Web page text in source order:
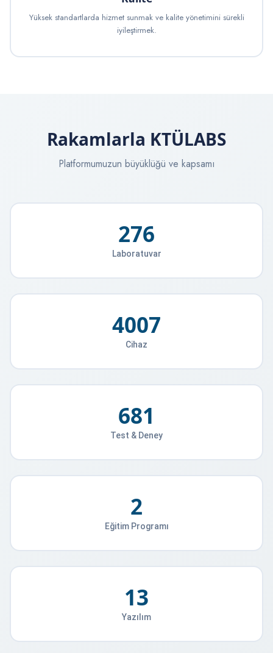
Yüksek standartlarda hizmet sunmak ve kalite yönetimini sürekli
iyileştirmek.
Rakamlarla KTÜLABS
Platformumuzun büyüklüğü ve kapsamı
276
Laboratuvar
4007
Cihaz
681
Test & Deney
2
Eğitim Programı
13
Yazılım